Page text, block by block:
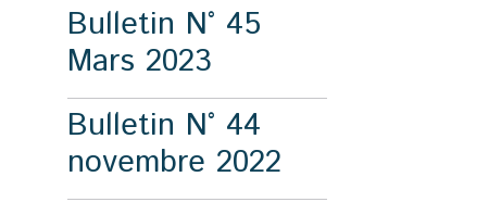
Bulletin N° 45
Mars 2023
Bulletin N° 44
novembre 2022